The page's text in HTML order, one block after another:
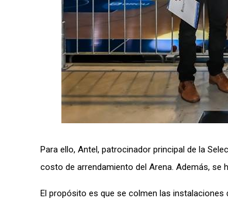
Para ello, Antel, patrocinador principal de la
costo de arrendamiento del Arena. Además, se
El propósito es que se colmen las instalaciones